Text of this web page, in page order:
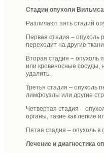
Стадии опухоли Вильмса
Различают пять стадий
Первая стадия – опухоль
переходит на другие ткани.
Вторая стадия – опухоль
или кровеносные сосуды,
удалить.
Третья стадия – опухоль
лимфоузлы или другие
Четвертая стадия –
органы, такие как легкие
Пятая стадия – опухоль в
Лечение и диагностика